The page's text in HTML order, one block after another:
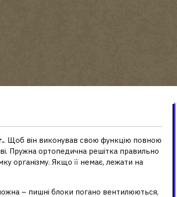
. Щоб він виконував свою функцію повною
Пружна ортопедична решітка правильно
організму. Якщо її немає, лежати на
– пишні блоки погано вентилюються,